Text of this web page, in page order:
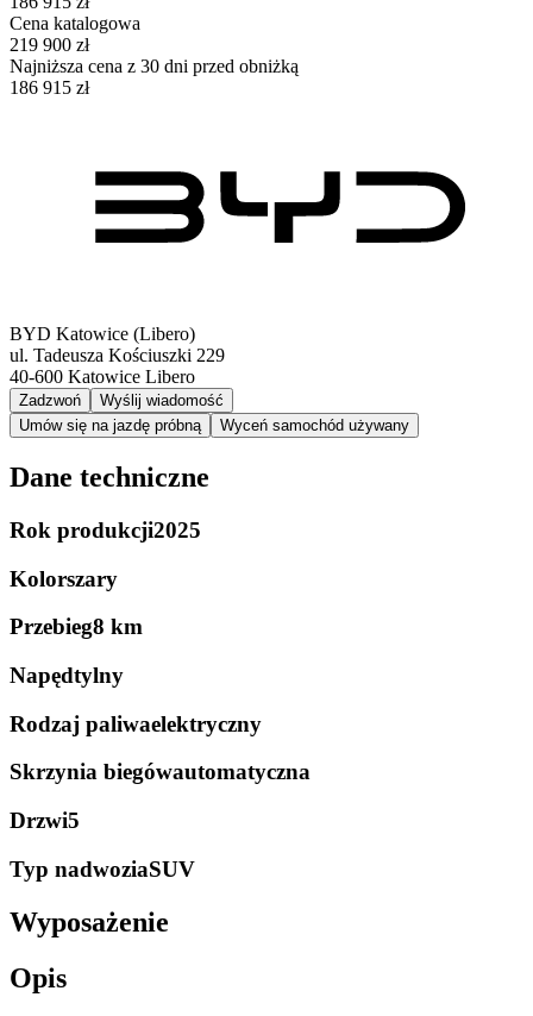
Cena katalogowa
219 900 zł
Najniższa cena z 30 dni przed obniżką
186 915 zł
BYD Katowice (Libero)
ul. Tadeusza Kościuszki 229
40-600 Katowice Libero
Zadzwoń
Wyślij wiadomość
Umów się na jazdę próbną
Wyceń samochód używany
Dane techniczne
Rok produkcji2025
Kolorszary
Przebieg8 km
Napędtylny
Rodzaj paliwaelektryczny
Skrzynia biegówautomatyczna
Drzwi5
Typ nadwoziaSUV
Wyposażenie
Opis